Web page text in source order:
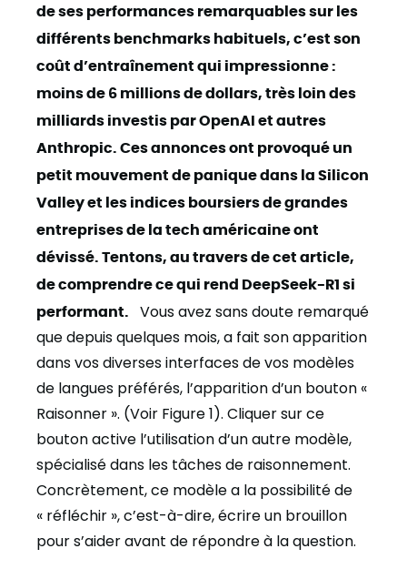
de ses performances remarquables sur les
différents benchmarks habituels, c’est son
coût d’entraînement qui impressionne :
moins de 6 millions de dollars, très loin des
milliards investis par OpenAI et autres
Anthropic. Ces annonces ont provoqué un
petit mouvement de panique dans la Silicon
Valley et les indices boursiers de grandes
entreprises de la tech américaine ont
dévissé. Tentons, au travers de cet article,
de comprendre ce qui rend DeepSeek-R1 si
performant.
Vous avez sans doute remarqué
que depuis quelques mois, a fait son apparition
dans vos diverses interfaces de vos modèles
de langues préférés, l’apparition d’un bouton «
Raisonner ». (Voir Figure 1). Cliquer sur ce
bouton active l’utilisation d’un autre modèle,
spécialisé dans les tâches de raisonnement.
Concrètement, ce modèle a la possibilité de
« réfléchir », c’est-à-dire, écrire un brouillon
pour s’aider avant de répondre à la question.